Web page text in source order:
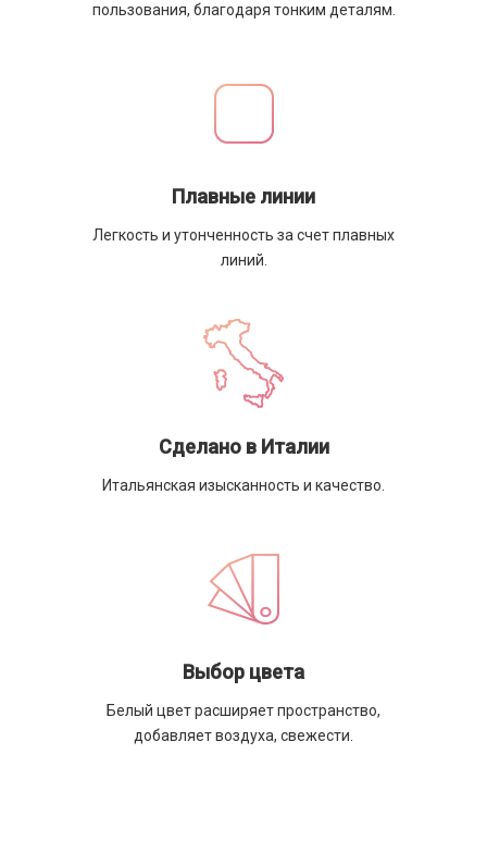
пользования, благодаря тонким деталям.
Плавные линии
Легкость и утонченность за счет плавных
линий.
Сделано в Италии
Итальянская изысканность и качество.
Выбор цвета
Белый цвет расширяет пространство,
добавляет воздуха, свежести.